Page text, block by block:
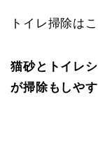
トイレ掃除は
猫砂とトイレ
が掃除もしや